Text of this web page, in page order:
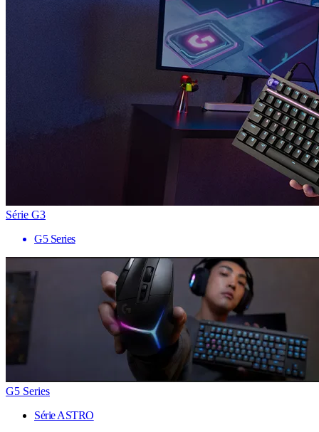
Série G3
G5 Series
G5 Series
Série ASTRO